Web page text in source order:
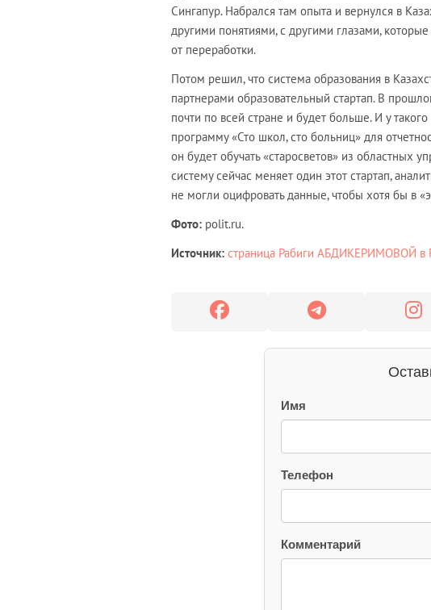
Сингапур. Набрался там опыта и вернулся в
другими понятиями, с другими глазами,
от переработки.
Потом решил, что система образования в
партнерами образовательный стартап. В
почти по всей стране и будет больше. И у
программу «Сто школ, сто больниц» для
он будет обучать «старосветов» из областных
систему сейчас меняет один этот стартап,
не могли оцифровать данные, чтобы хотя бы в
Фото: polit.ru.
Источник: страница Рабиги АБДИКЕРИМОВОЙ в
Имя
Телефон
Комментарий